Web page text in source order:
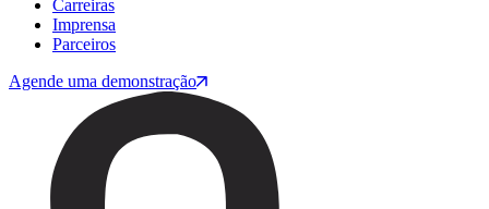
Carreiras
Imprensa
Parceiros
Agende uma demonstração